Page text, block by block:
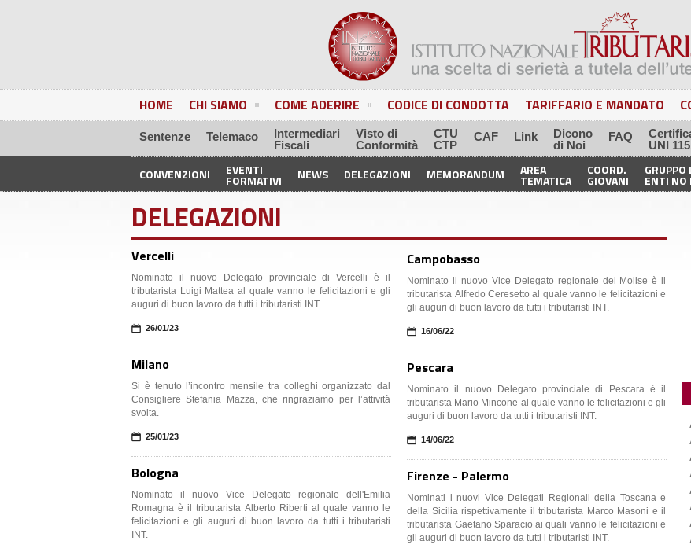
HOME CHI SIAMO COME ADERIRE CODICE DI CONDOTTA TARIFFARIO E MANDATO
Sentenze Telemaco
Intermediari
Fiscali
Visto di
Conformità
CTU
CTP
CAF Link
Dicono
di Noi
FAQ
UNI
CONVENZIONI EVENTI
FORMATIVI NEWS DELEGAZIONI MEMORANDUM AREA
TEMATICA
COORD.
GIOVANI
GRUPPO
ENTI NO
DELEGAZIONI
Vercelli
Nominato il nuovo Delegato provinciale di Vercelli è il
tributarista Luigi Mattea al quale vanno le felicitazioni e gli
auguri di buon lavoro da tutti i tributaristi INT.
📅 26/01/23
Milano
Si è tenuto l’incontro mensile tra colleghi organizzato dal
Consigliere Stefania Mazza, che ringraziamo per l’attività
svolta.
📅 25/01/23
Bologna
Nominato il nuovo Vice Delegato regionale dell'Emilia
Romagna è il tributarista Alberto Riberti al quale vanno le
felicitazioni e gli auguri di buon lavoro da tutti i tributaristi
INT.
Campobasso
Nominato il nuovo Vice Delegato regionale del Molise è il
tributarista Alfredo Ceresetto al quale vanno le felicitazioni e
gli auguri di buon lavoro da tutti i tributaristi INT.
📅 16/06/22
Pescara
Nominato il nuovo Delegato provinciale di Pescara è il
tributarista Mario Mincone al quale vanno le felicitazioni e gli
auguri di buon lavoro da tutti i tributaristi INT.
📅 14/06/22
Firenze - Palermo
Nominati i nuovi Vice Delegati Regionali della Toscana e
della Sicilia rispettivamente il tributarista Marco Masoni e il
tributarista Gaetano Sparacio ai quali vanno le felicitazioni e
gli auguri di buon lavoro da tutti i tributaristi INT.